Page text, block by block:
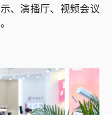
、演播厅、视频会议